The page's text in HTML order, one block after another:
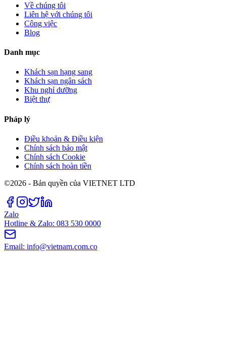
Về chúng tôi
Liên hệ với chúng tôi
Công việc
Blog
Danh mục
Khách sạn hạng sang
Khách sạn ngân sách
Khu nghỉ dưỡng
Biệt thự
Pháp lý
Điều khoản & Điều kiện
Chính sách bảo mật
Chính sách Cookie
Chính sách hoàn tiền
©2026 - Bản quyền của VIETNET LTD
Zalo
Hotline & Zalo: 083 530 0000
Email: info@vietnam.com.co